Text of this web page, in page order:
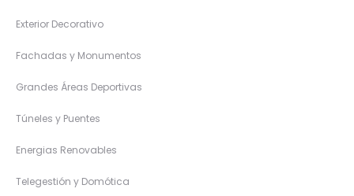
Exterior Decorativo
Fachadas y Monumentos
Grandes Áreas Deportivas
Túneles y Puentes
Energias Renovables
Telegestión y Domótica